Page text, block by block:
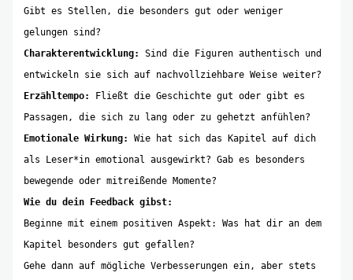
Gibt es Stellen, die besonders gut oder weniger
gelungen sind?
Charakterentwicklung:
Sind die Figuren authentisch und
entwickeln sie sich auf nachvollziehbare Weise weiter?
Erzähltempo:
Fließt die Geschichte gut oder gibt es
Passagen, die sich zu lang oder zu gehetzt anfühlen?
Emotionale Wirkung:
Wie hat sich das Kapitel auf dich
als Leser*in emotional ausgewirkt? Gab es besonders
bewegende oder mitreißende Momente?
Wie du dein Feedback gibst:
Beginne mit einem positiven Aspekt: Was hat dir an dem
Kapitel besonders gut gefallen?
Gehe dann auf mögliche Verbesserungen ein, aber stets